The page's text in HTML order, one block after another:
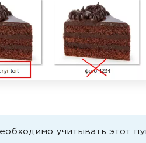
учитывать этот